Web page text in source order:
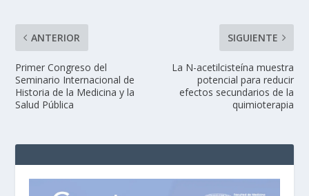
ANTERIOR
Primer Congreso del
Seminario Internacional de
Historia de la Medicina y la
Salud Pública
SIGUIENTE
La N-acetilcisteína muestra
potencial para reducir
efectos secundarios de la
quimioterapia